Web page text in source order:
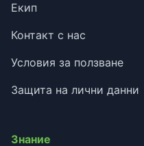
Екип
Контакт с нас
Условия за ползване
Защита на лични данни
Знание